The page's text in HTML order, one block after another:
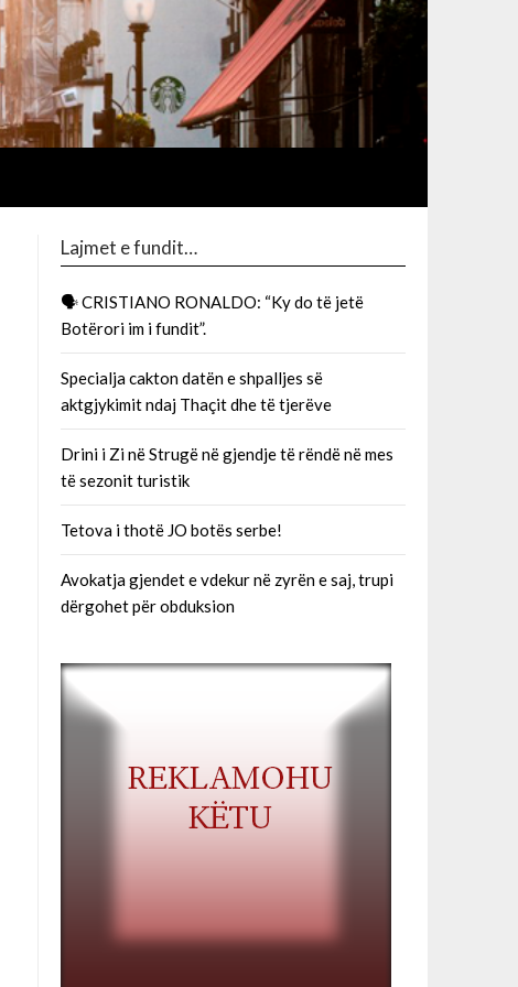
Lajmet e fundit…
🗣 CRISTIANO RONALDO: “Ky do të jetë
Botërori im i fundit”.
Specialja cakton datën e shpalljes së
aktgjykimit ndaj Thaçit dhe të tjerëve
Drini i Zi në Strugë në gjendje të rëndë në mes
të sezonit turistik
Tetova i thotë JO botës serbe!
Avokatja gjendet e vdekur në zyrën e saj, trupi
dërgohet për obduksion